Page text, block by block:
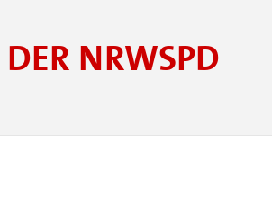
NRWSPD